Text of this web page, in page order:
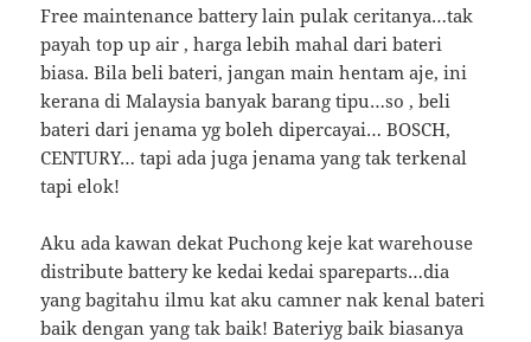
Free maintenance battery lain pulak ceritanya…tak
payah top up air , harga lebih mahal dari bateri
biasa. Bila beli bateri, jangan main hentam aje, ini
kerana di Malaysia banyak barang tipu…so , beli
bateri dari jenama yg boleh dipercayai… BOSCH,
CENTURY… tapi ada juga jenama yang tak terkenal
tapi elok!
Aku ada kawan dekat Puchong keje kat warehouse
distribute battery ke kedai kedai spareparts…dia
yang bagitahu ilmu kat aku camner nak kenal bateri
baik dengan yang tak baik! Bateriyg baik biasanya